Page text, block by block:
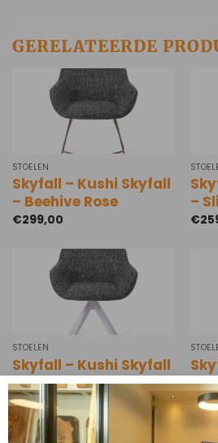
GERELATEERDE
STOELEN
Skyfall – Kushi Skyfall
– Beehive Rose
€299,00
–
€
STOELEN
Skyfall – Kushi Skyfall
– Turn White
€259,00
–
€